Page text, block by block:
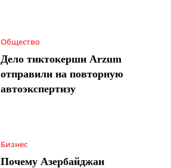
Общество
Дело тиктокерши Arzum
отправили на повторную
автоэкспертизу
Бизнес
Почему Азербайджан